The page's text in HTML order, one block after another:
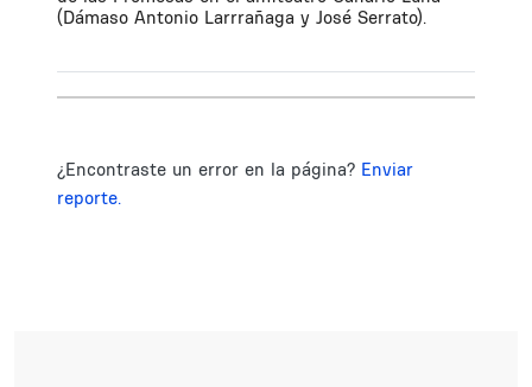
(Dámaso Antonio Larrrañaga y José Serrato).
¿Encontraste un error en la página? Enviar
reporte.